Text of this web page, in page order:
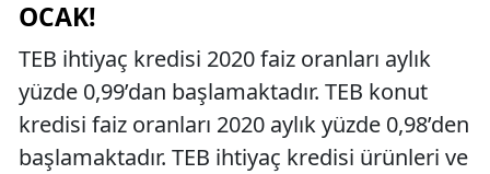
OCAK!
TEB ihtiyaç kredisi 2020 faiz oranları aylık
yüzde 0,99’dan başlamaktadır. TEB konut
kredisi faiz oranları 2020 aylık yüzde 0,98’den
başlamaktadır. TEB ihtiyaç kredisi ürünleri ve